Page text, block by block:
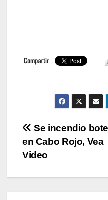
Navegación
de
entradas
Se incendio bote
en Cabo Rojo, Vea
Video